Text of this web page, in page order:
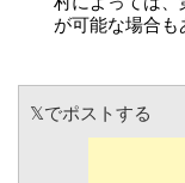
が可能な場合も
𝕏でポストする